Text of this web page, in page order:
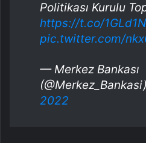
Politikası Kurulu
https://t.co/
pic.twitter.com/
— Merkez Bankası
(@Merkez_Bankasi)
2022